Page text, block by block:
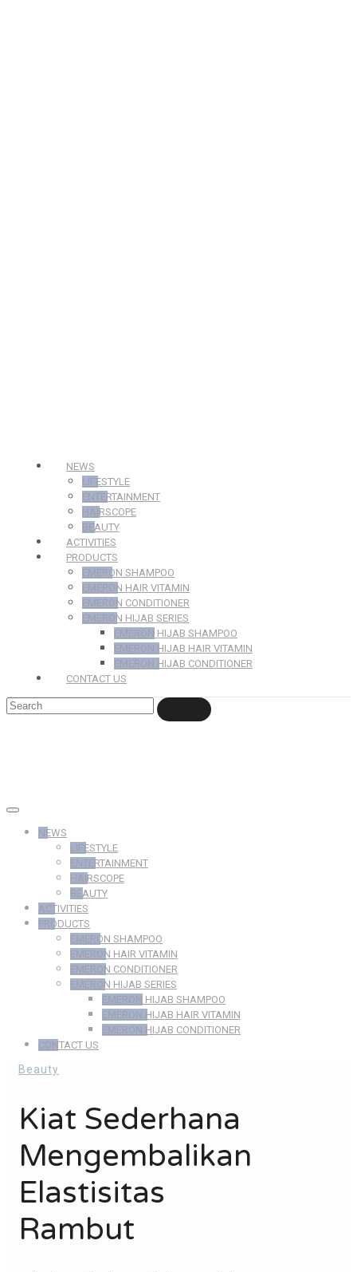
NEWS
LIFESTYLE
ENTERTAINMENT
HAIRSCOPE
BEAUTY
ACTIVITIES
PRODUCTS
EMERON SHAMPOO
EMERON HAIR VITAMIN
EMERON CONDITIONER
EMERON HIJAB SERIES
EMERON HIJAB SHAMPOO
EMERON HIJAB HAIR VITAMIN
EMERON HIJAB CONDITIONER
CONTACT US
NEWS
LIFESTYLE
ENTERTAINMENT
HAIRSCOPE
BEAUTY
ACTIVITIES
PRODUCTS
EMERON SHAMPOO
EMERON HAIR VITAMIN
EMERON CONDITIONER
EMERON HIJAB SERIES
EMERON HIJAB SHAMPOO
EMERON HIJAB HAIR VITAMIN
EMERON HIJAB CONDITIONER
CONTACT US
Beauty
Kiat Sederhana
Mengembalikan
Elastisitas
Rambut